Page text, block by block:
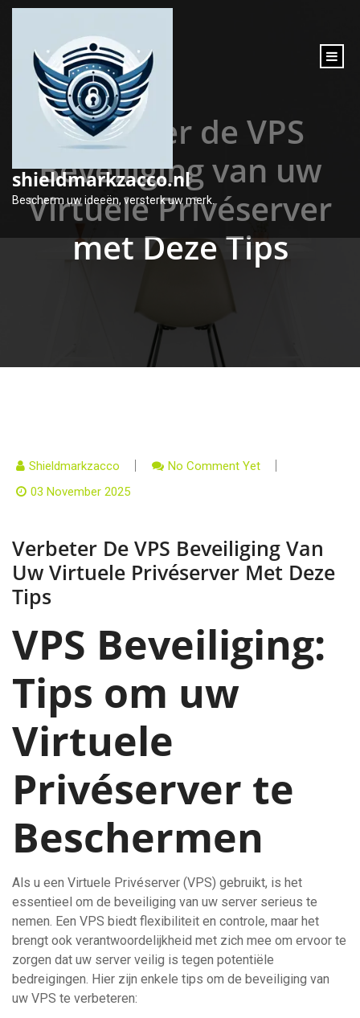
inhoud
shieldmarkzacco.nl
Bescherm uw ideeën, versterk uw merk.
Verbeter de VPS
Beveiliging van uw
Virtuele Privéserver
met Deze Tips
Shieldmarkzacco
No Comment Yet
03 November 2025
Verbeter De VPS Beveiliging Van
Uw Virtuele Privéserver Met Deze
Tips
VPS Beveiliging:
Tips om uw
Virtuele
Privéserver te
Beschermen
Als u een Virtuele Privéserver (VPS) gebruikt, is het
essentieel om de beveiliging van uw server serieus te
nemen. Een VPS biedt flexibiliteit en controle, maar het
brengt ook verantwoordelijkheid met zich mee om ervoor te
zorgen dat uw server veilig is tegen potentiële
bedreigingen. Hier zijn enkele tips om de beveiliging van
uw VPS te verbeteren: